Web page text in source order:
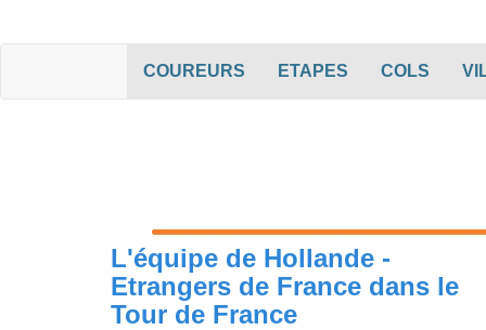
COUREURS (current)
ETAPES (current)
COLS
L'équipe de Hollande -
Etrangers de France dans le
Tour de France